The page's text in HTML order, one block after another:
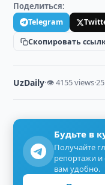
Поделиться:
Telegram
Скопировать
UzDaily·👁 4155 views·
Будьте в
Получайте
репортажи и
вам удобно.